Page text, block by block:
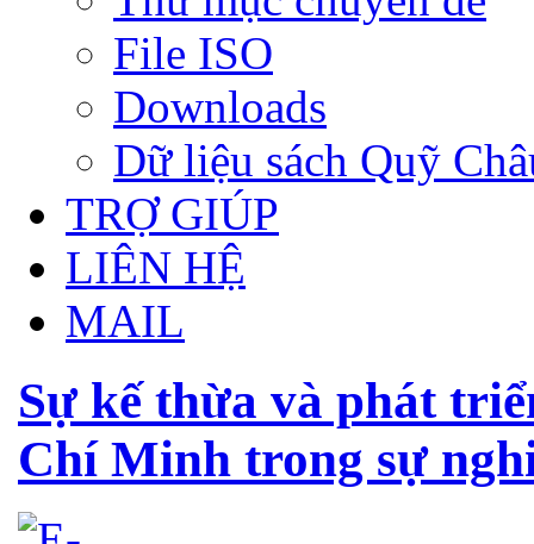
File ISO
Downloads
Dữ liệu sách Quỹ
TRỢ GIÚP
LIÊN HỆ
MAIL
Sự kế thừa và phát
Chí Minh trong sự